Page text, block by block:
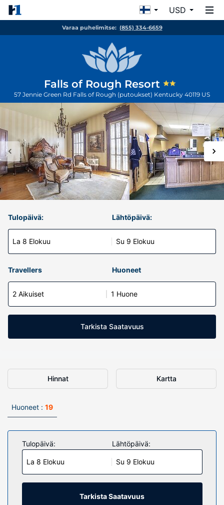
USD
Varaa puhelimitse: (855) 334-6659
Falls of Rough Resort
57 Jennie Green Rd Falls of Rough (putoukset) Kentucky 40119 US
Tulopäivä:
La 8 Elokuu
Lähtöpäivä:
Su 9 Elokuu
Travellers Huoneet
2 Aikuiset 1 Huone
Tarkista Saatavuus
Hinnat Kartta
Huoneet : 19
Tulopäivä:
La 8 Elokuu
Lähtöpäivä:
Su 9 Elokuu
Tarkista Saatavuus